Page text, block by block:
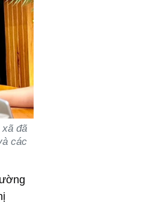
đã
các